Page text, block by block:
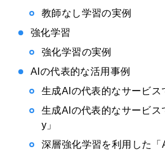
教師なし学習の実例
強化学習
強化学習の実例
AIの代表的な活用事例
生成AIの代表的なサービス
生成AIの代表的なサービ
y」
深層強化学習を利用した「